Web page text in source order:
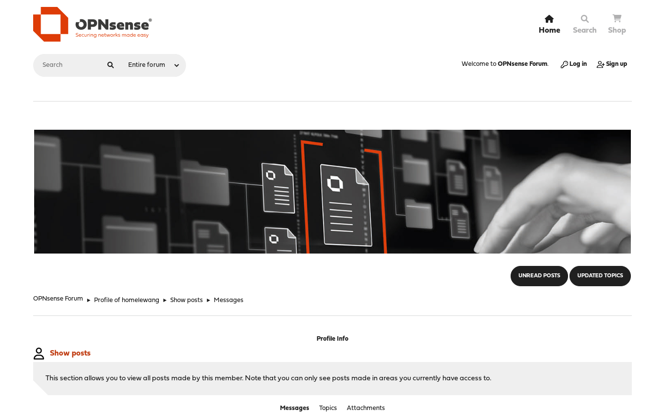
Home Search Shop
Welcome to OPNsense Forum. Log in Sign up
UNREAD POSTS UPDATED TOPICS
OPNsense Forum ► Profile of homelewang ► Show posts ► Messages
Profile Info
Show posts
This section allows you to view all posts made by this member. Note that you can only see posts made in areas you currently have access to.
Messages Topics Attachments